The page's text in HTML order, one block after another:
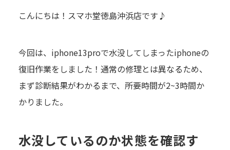
こんにちは！スマホ堂徳島沖浜店です♪
今回は、iphone13proで水没してしまったiphoneの
復旧作業をしました！通常の修理とは異なるため、
まず診断結果がわかるまで、所要時間が2~3時間か
かりました。
水没しているのか状態を確認す